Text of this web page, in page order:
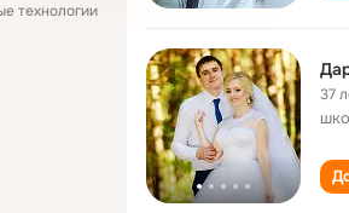
технологии
37